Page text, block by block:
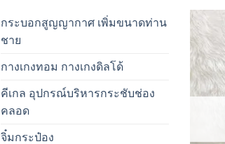
กระบอกสูญญากาศ เพิ่มขนาดท่าน
ชาย
กางเกงทอม กางเกงดิลโด้
คีเกล อุปกรณ์บริหารกระชับช่อง
คลอด
จิ๋มกระป๋อง